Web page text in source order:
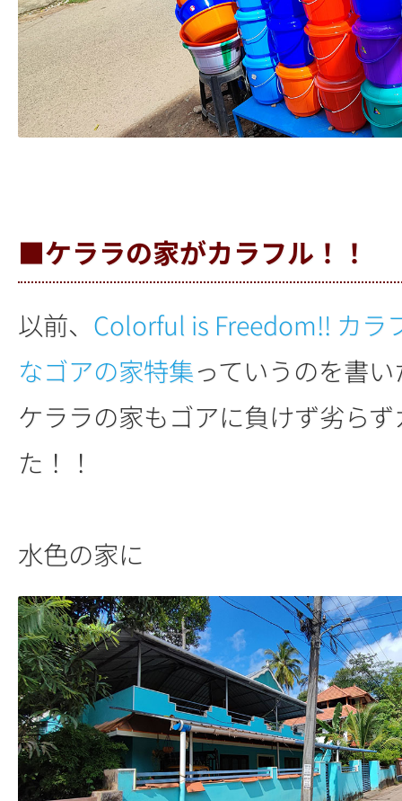
■ケララの家がカラフル！！
以前、 Colorful is Freedom!! カラ
なゴアの家特集っていうのを書
ケララの家もゴアに負けず劣ら
た！！
水色の家に